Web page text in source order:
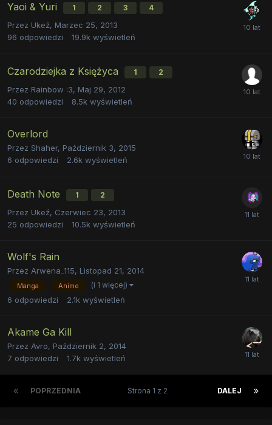
Yaoi & Yuri 1 2 3 4
Przez Ukeź, Marzec 25, 2013
96 odpowiedzi 19.9k wyświetleń
Czarodziejka z Księżyca 1 2
Przez Rainbow :3, Maj 29, 2012
40 odpowiedzi 8.5k wyświetleń
Overlord
Przez Shaher, Październik 3, 2015
6 odpowiedzi 2.6k wyświetleń
Death Note 1 2
Przez Ukeź, Czerwiec 23, 2013
25 odpowiedzi 10.5k wyświetleń
Wolf's Rain
Przez Arwena_115, Listopad 21, 2014
Manga Anime (i 1 więcej)
6 odpowiedzi 2.1k wyświetleń
Akame Ga Kill
Przez Avro, Październik 2, 2014
7 odpowiedzi 1.7k wyświetleń
POPRZEDNIA DALEJ
Strona 1 z 2